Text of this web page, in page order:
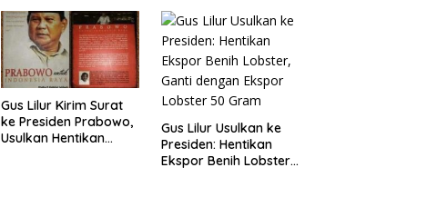
Gus Lilur Kirim Surat
ke Presiden Prabowo,
Usulkan Hentikan
Gus Lilur Usulkan ke
Presiden: Hentikan
Ekspor Benih Lobster,